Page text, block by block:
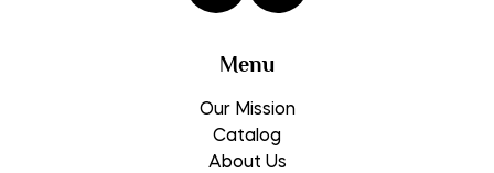
Menu
Our Mission
Catalog
About Us